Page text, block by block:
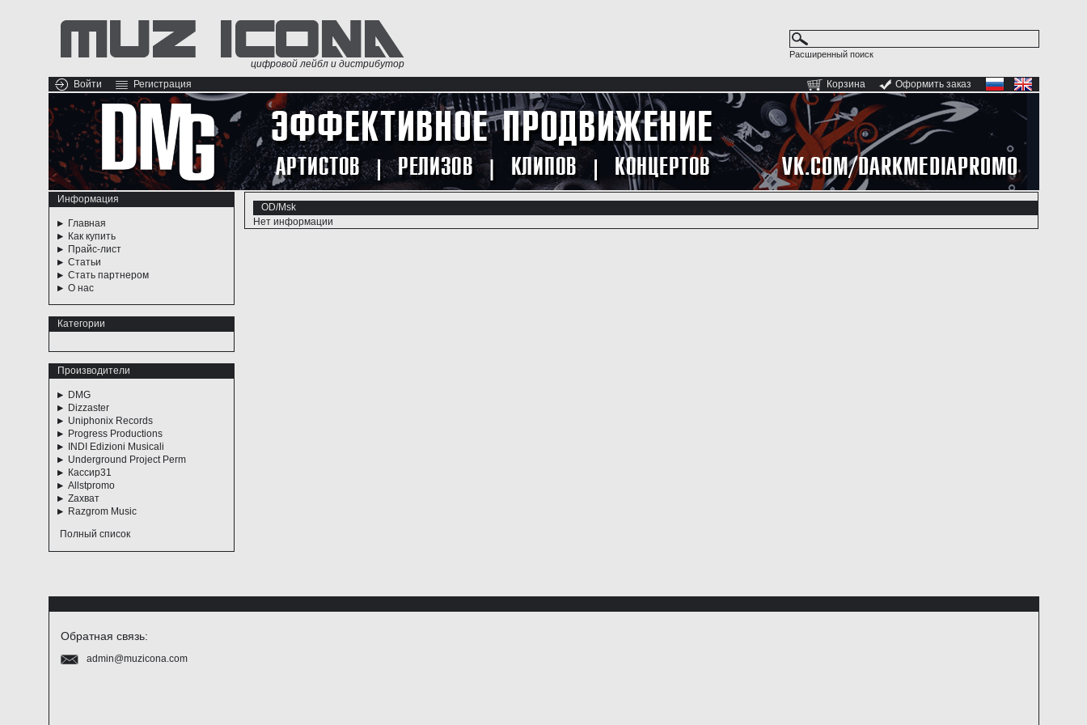
цифровой лейбл и дистрибутор
Расширенный поиск
Корзина Оформить заказ
Войти Регистрация
Информация
Главная
Как купить
Прайс-лист
Статьи
Стать партнером
О нас
Категории
Производители
DMG
Dizzaster
Uniphonix Records
Progress Productions
INDI Edizioni Musicali
Underground Project Perm
Кассир31
Allstpromo
Zахват
Razgrom Music
Полный список
OD/Msk
Нет информации
Обратная связь:
admin@muzicona.com